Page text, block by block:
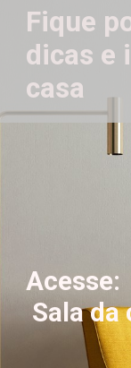
Fique
dicas e
casa
Acesse:
Sala da